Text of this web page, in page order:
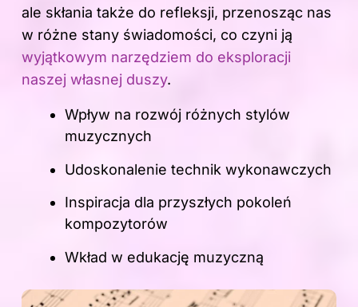
ale skłania także do refleksji, przenosząc nas
w różne stany świadomości, co czyni ją
wyjątkowym narzędziem do eksploracji
naszej własnej duszy.
Wpływ na rozwój różnych stylów
muzycznych
Udoskonalenie technik wykonawczych
Inspiracja dla przyszłych pokoleń
kompozytorów
Wkład w edukację muzyczną